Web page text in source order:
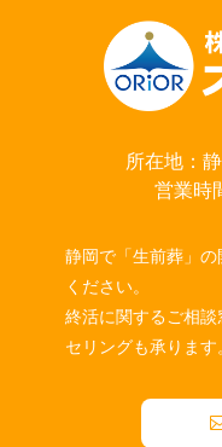
所在地：
営業時
静岡で「生前葬」
ください。
終活に関するご相
セリングも承ります